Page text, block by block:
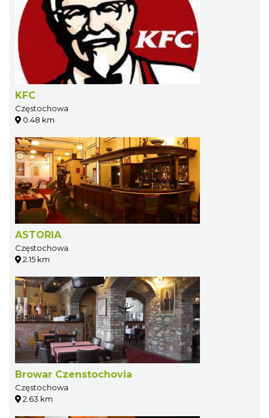
KFC
Częstochowa
0.48 km
ASTORIA
Częstochowa
2.15 km
Browar Czenstochovia
Częstochowa
2.63 km